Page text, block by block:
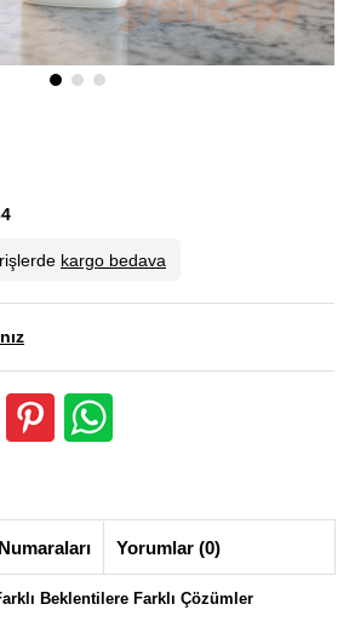
kargo bedava
Yorumlar (0)
Beklentilere Farklı Çözümler